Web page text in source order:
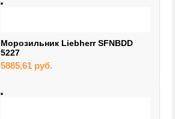
Морозильник Liebherr SFNBDD
5227
5885,61 руб.